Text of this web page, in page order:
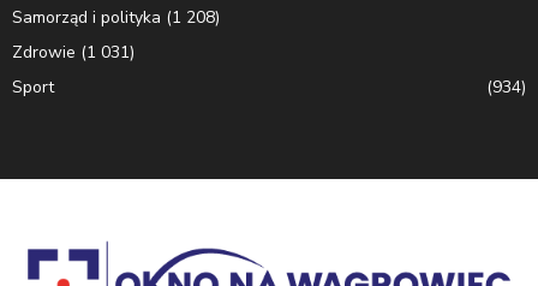
Samorząd i polityka (1 208)
Zdrowie (1 031)
Sport
(934)